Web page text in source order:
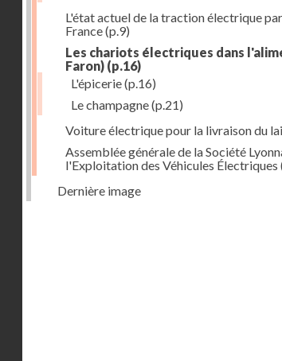
L'état actuel de la traction électrique
France(p.9)
Les chariots électriques dans
Faron) (p.16)
L'épicerie(p.16)
Le champagne(p.21)
Voiture électrique pour la livraison du
Assemblée générale de la Société
l'Exploitation des Véhicules Électriques
Dernière image